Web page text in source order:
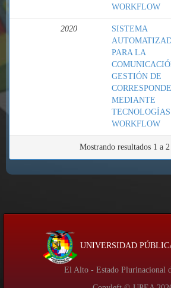
WORKFLOW
2020
SISTEMA
PARA LA
GESTIÓN DE
MEDIANTE
TECNOLOGÍAS
WORKFLOW
Mostrando resultados 1 a
UNIVERSIDAD
El Alto - Estado Plurinacional